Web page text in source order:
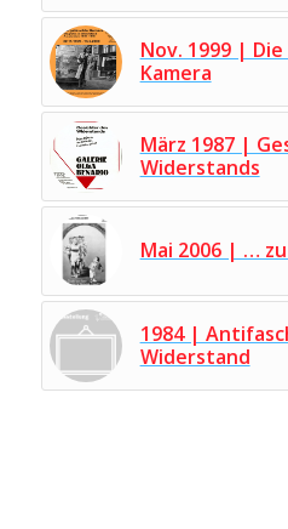
Nov. 1999 |
Kamera
März 1987 |
Widerstands
Mai 2006 | …
1984 |
Widerstand